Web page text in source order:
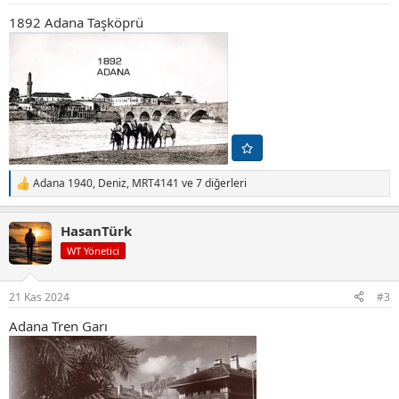
1892 Adana Taşköprü
T
e
k
i
l
Adana 1940, Deniz, MRT4141 ve 7 diğerleri
HasanTürk
WT Yönetici
21 Kas 2024 #3
Adana Tren Garı